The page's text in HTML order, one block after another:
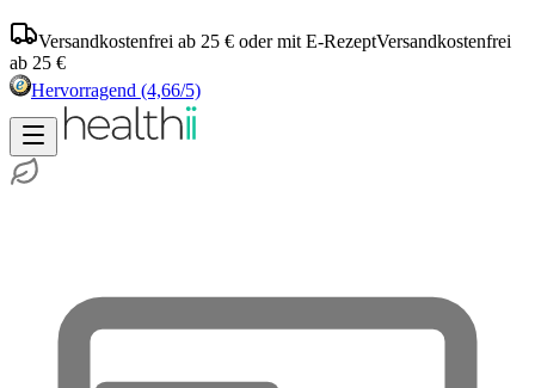
Versandkostenfrei ab 25 € oder mit E-RezeptVersandkostenfrei
ab 25 €
Hervorragend (4,66/5)